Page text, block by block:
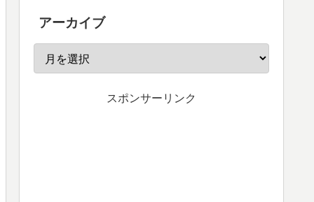
アーカイブ
スポンサーリンク